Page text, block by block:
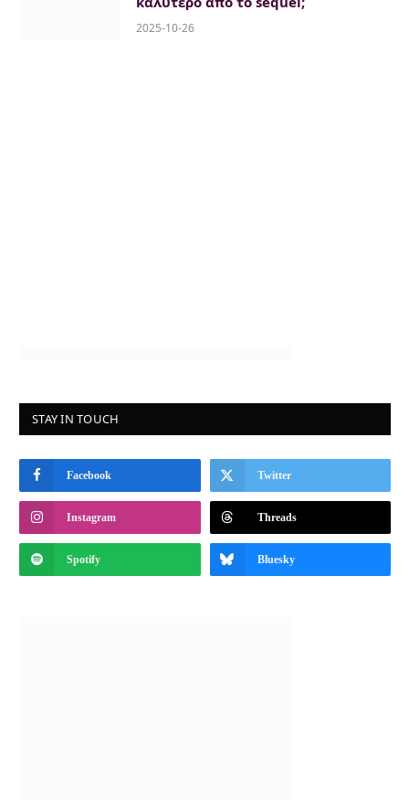
2025-10-26
STAY IN TOUCH
Facebook Twitter
Instagram Threads
Spotify Bluesky